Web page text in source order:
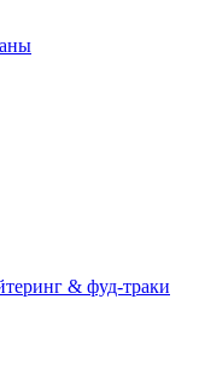
& фуд-траки